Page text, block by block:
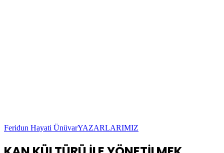
Feridun Hayati ÜnüvarYAZARLARIMIZ